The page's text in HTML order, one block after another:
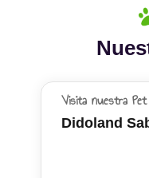
Visita nuestra
Didoland